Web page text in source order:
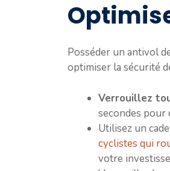
Posséder un antivol
optimiser la sécurité
Verrouillez
secondes pour
Utilisez un
cyclistes qui
votre